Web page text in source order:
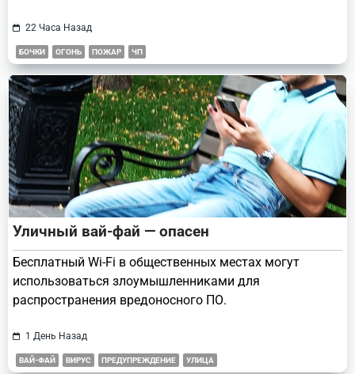
22 Часа Назад
БОЧКИ ОГОНЬ ПОЖАР ЧП
Уличный вай-фай — опасен
Бесплатный Wi-Fi в общественных местах могут
использоваться злоумышленниками для
распространения вредоносного ПО.
1 День Назад
ВАЙ-ФАЙ ВИРУС ПРЕДУПРЕЖДЕНИЕ УЛИЦА